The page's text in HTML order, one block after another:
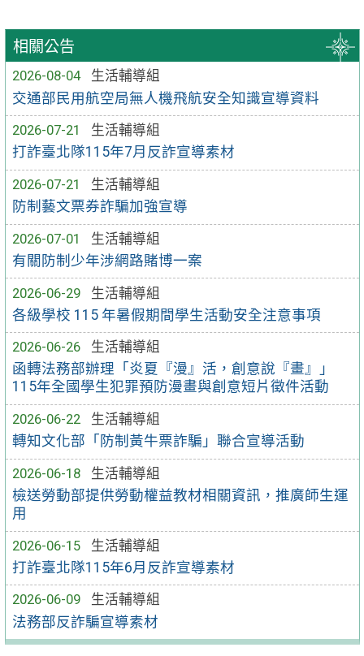
相關公告
2026-08-04
生活輔導組
交通部民用航空局無人機飛航安全知識宣導資料
2026-07-21
生活輔導組
打詐臺北隊115年7月反詐宣導素材
2026-07-21
生活輔導組
防制藝文票券詐騙加強宣導
2026-07-01
生活輔導組
有關防制少年涉網路賭博一案
2026-06-29
生活輔導組
各級學校 115 年暑假期間學生活動安全注意事項
2026-06-26
生活輔導組
函轉法務部辦理「炎夏『漫』活，創意說『畫』」
115年全國學生犯罪預防漫畫與創意短片徵件活動
2026-06-22
生活輔導組
轉知文化部「防制黃牛票詐騙」聯合宣導活動
2026-06-18
生活輔導組
檢送勞動部提供勞動權益教材相關資訊，推廣師生運
用
2026-06-15
生活輔導組
打詐臺北隊115年6月反詐宣導素材
2026-06-09
生活輔導組
法務部反詐騙宣導素材